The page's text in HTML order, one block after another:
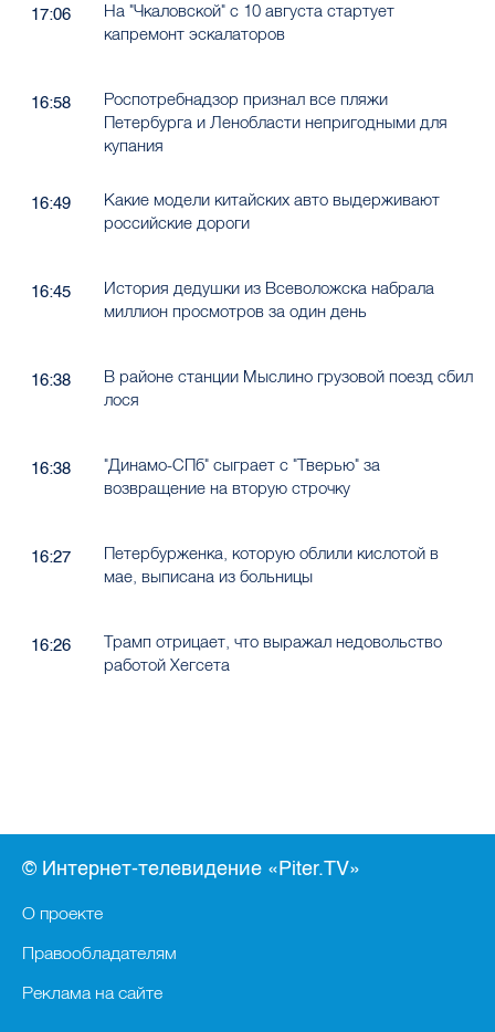
17:06
На "Чкаловской" с 10 августа стартует
капремонт эскалаторов
16:58
Роспотребнадзор признал все пляжи
Петербурга и Ленобласти непригодными для
купания
16:49
Какие модели китайских авто выдерживают
российские дороги
16:45
История дедушки из Всеволожска набрала
миллион просмотров за один день
16:38
В районе станции Мыслино грузовой поезд сбил
лося
16:38
"Динамо-СПб" сыграет с "Тверью" за
возвращение на вторую строчку
16:27
Петербурженка, которую облили кислотой в
мае, выписана из больницы
16:26
Трамп отрицает, что выражал недовольство
работой Хегсета
© Интернет-телевидение «Piter.TV»
О проекте
Правообладателям
Реклама на сайте